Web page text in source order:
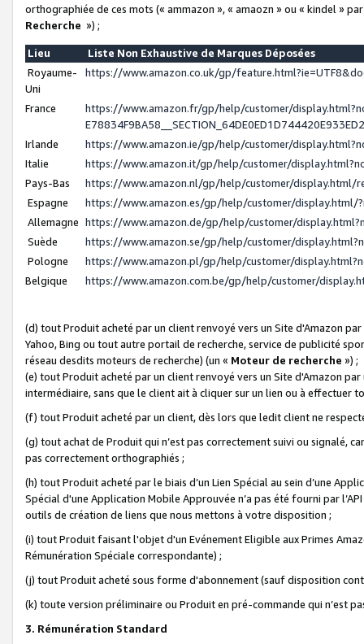
orthographiée de ces mots (« ammazon », « amaozn » ou « kindel »
Recherche ») ;
Lieu
Liste Non Exhaustive de Marques Déposées
Royaume-
Uni
https://www.amazon.co.uk/gp/
France
https://www.amazon.fr/gp/help/customer/
Irlande
https://www.amazon.ie/gp/help/customer/
Italie
https://www.amazon.it/gp/help/customer/
Pays-Bas
https://www.amazon.nl/gp/help/customer/display.html/
Espagne
https://www.amazon.es/gp/help/customer/display.html/
Allemagne https://www.amazon.de/gp/help/customer/
Suède
https://www.amazon.se/gp/help/customer/
Pologne
https://www.amazon.pl/gp/help/customer/
Belgique
https://www.amazon.com.be/gp/help/customer/
(d) tout Produit acheté par un client renvoyé vers un Site d'Amazon
Yahoo, Bing ou tout autre portail de recherche, service de publicité
réseau desdits moteurs de recherche) (un « Moteur de recherche ») ;
(e) tout Produit acheté par un client renvoyé vers un Site d'Amazon
intermédiaire, sans que le client ait à cliquer sur un lien ou à
(f) tout Produit acheté par un client, dès lors que ledit client ne
(g) tout achat de Produit qui n’est pas correctement suivi ou signalé,
pas correctement orthographiés ;
(h) tout Produit acheté par le biais d’un Lien Spécial au sein d’une
Spécial d'une Application Mobile Approuvée n’a pas été fourni par
outils de création de liens que nous mettons à votre disposition ;
(i) tout Produit faisant l'objet d'un Evénement Eligible aux Primes
Rémunération Spéciale correspondante) ;
(j) tout Produit acheté sous forme d'abonnement (sauf disposition
(k) toute version préliminaire ou Produit en pré-commande qui n’est
3. Rémunération Standard